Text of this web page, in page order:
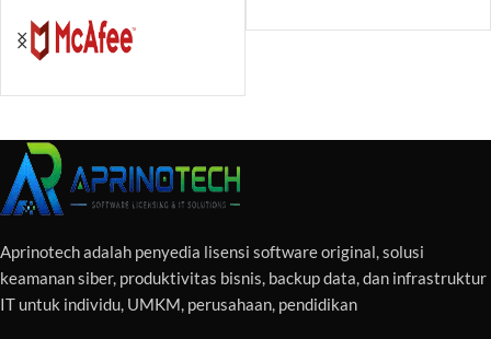
Aprinotech adalah penyedia lisensi software original, solusi
keamanan siber, produktivitas bisnis, backup data, dan infrastruktur
IT untuk individu, UMKM, perusahaan, pendidikan